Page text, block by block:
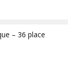
– 36 place